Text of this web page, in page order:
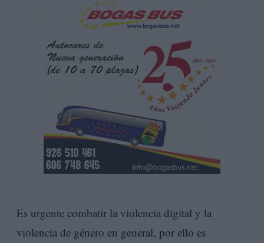
Es urgente combatir la violencia digital y la
violencia de género en general, por ello es